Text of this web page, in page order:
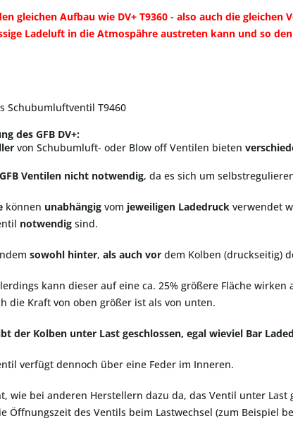
gleichen Aufbau wie DV+ T9360 - also auch die
Ladeluft in die Atmospähre austreten kann und so
Schubumluftventil T9460
des GFB DV+:
von Schubumluft- oder Blow off Ventilen bieten
Ventilen nicht notwendig, da es sich um
können unabhängig vom jeweiligen Ladedruck verwendet
notwendig sind.
sowohl hinter, als auch vor dem Kolben (druckseitig)
kann dieser auf eine ca. 25% größere Fläche wirken
die Kraft von oben größer ist als von unten.
der Kolben unter Last geschlossen, egal wieviel Bar
verfügt dennoch über eine Feder im Inneren.
wie bei anderen Herstellern dazu da, das Ventil unter
Öffnungszeit des Ventils beim Lastwechsel (zum Beispiel